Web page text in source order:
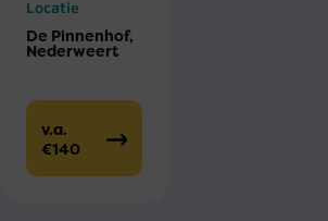
Locatie
De Pinnenhof,
Nederweert
v.a.
€140